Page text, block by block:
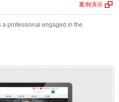
案例演示
professional engaged in the